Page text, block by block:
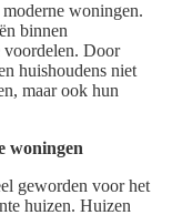
woningen.
binnen
voordelen. Door
huishoudens niet
maar ook hun
woningen
geworden voor het
huizen. Huizen